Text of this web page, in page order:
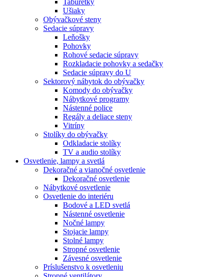
Ušiaky
Obývačkové steny
Sedacie súpravy
Leňošky
Pohovky
Rohové sedacie súpravy
Rozkladacie pohovky a sedačky
Sedacie súpravy do U
Sektorový nábytok do obývačky
Komody do obývačky
Nábytkové programy
Nástenné police
Regály a deliace steny
Vitríny
Stolíky do obývačky
Odkladacie stolíky
TV a audio stolíky
Osvetlenie, lampy a svetlá
Dekoračné a vianočné osvetlenie
Dekoračné osvetlenie
Nábytkové osvetlenie
Osvetlenie do interiéru
Bodové a LED svetlá
Nástenné osvetlenie
Nočné lampy
Stojacie lampy
Stolné lampy
Stropné osvetlenie
Závesné osvetlenie
Príslušenstvo k osvetleniu